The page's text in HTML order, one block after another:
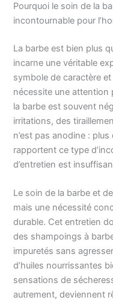
Pourquoi le soin de la
incontournable pour
La barbe est bien plus
incarne une véritable
symbole de caractère
nécessite une attention
la barbe est souvent
irritations, des
n’est pas anodine :
rapportent ce type
d’entretien est
Le soin de la barbe et
mais une nécessité
durable. Cet entretien
des shampoings à
impuretés sans
d’huiles nourrissantes
sensations de
autrement, deviennent